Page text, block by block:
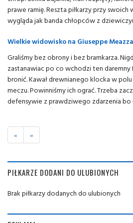
prawe ramię. Reszta piłkarzy przy swoich
wygląda jak banda chłopców z
Wielkie widowisko na Giuseppe
Graliśmy bez obrony i bez bramkarza.
zastanawiac po co wchodzi ten daremny
bronić. Kawał drewnianego klocka w
meczu. Powinniśmy ich ograć. Trzeba
defensywie z prawdziwego zdarzenia bo
« »
PIŁKARZE DODANI DO ULUBIONYCH
Brak piłkarzy dodanych do ulubionych